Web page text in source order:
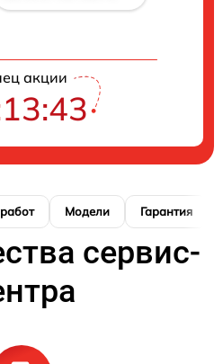
акции
Модели Гарантия
сервис-